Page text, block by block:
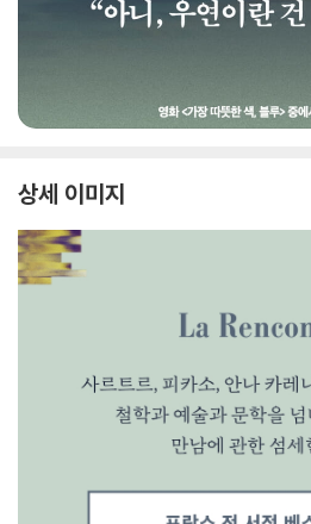
상세 이미지